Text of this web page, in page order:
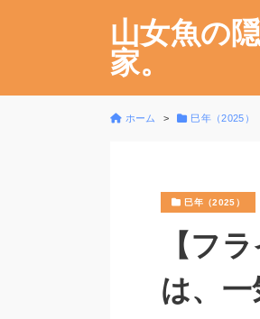
山女魚の
家。
ホーム 巳年（2025）
巳年（2025）
【フ
は、一